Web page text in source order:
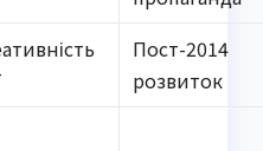
Пост-2014
розвиток